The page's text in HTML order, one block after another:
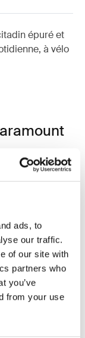
ads, to
our traffic.
of our site with
partners who
you’ve
from your use
épuré et
à vélo